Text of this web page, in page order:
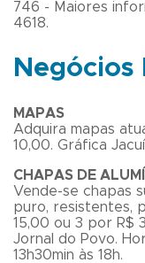
746 - Maiores
4618.
Negócios
MAPAS
Adquira mapas
10,00. Gráfica
CHAPAS DE
Vende-se chapas
puro, resistentes,
15,00 ou 3 por R$
Jornal do Povo.
13h30min às 18h.